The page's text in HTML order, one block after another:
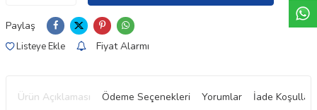
Paylaş
Listeye Ekle Fiyat Alarmı
Ürün Açıklaması Ödeme Seçenekleri Yorumlar İade Koşulları